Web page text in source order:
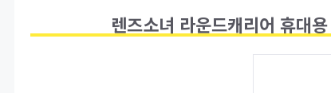
렌즈소녀 라운드캐리어 휴대